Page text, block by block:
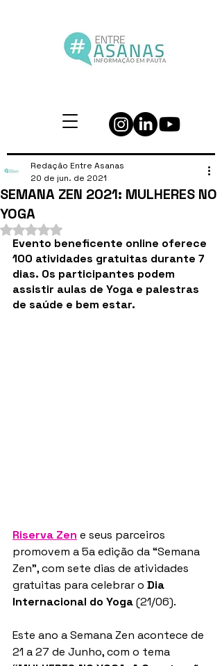
SEMANA ZEN 2021: MULHERES NO
YOGA
Redação Entre Asanas
20 de jun. de 2021
Avaliado com NaN de 5 estrelas.
Evento beneficente online oferece
100 atividades gratuitas durante 7
dias. Os participantes podem
assistir aulas de Yoga e palestras
de saúde e bem estar.
Riserva Zen e seus parceiros
promovem a 5a edição da “Semana
Zen”, com sete dias de atividades
gratuitas para celebrar o Dia
Internacional do Yoga (21/06).
Este ano a Semana Zen acontece de
21 a 27 de Junho, com o tema